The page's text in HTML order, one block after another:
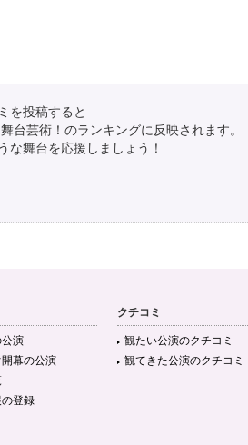
を投稿すると
台芸術！のランキングに反映されます。
な舞台を応援しましょう！
演
開幕の公演
登録
クチコミ
観たい公演のクチコミ
観てきた公演のクチコミ